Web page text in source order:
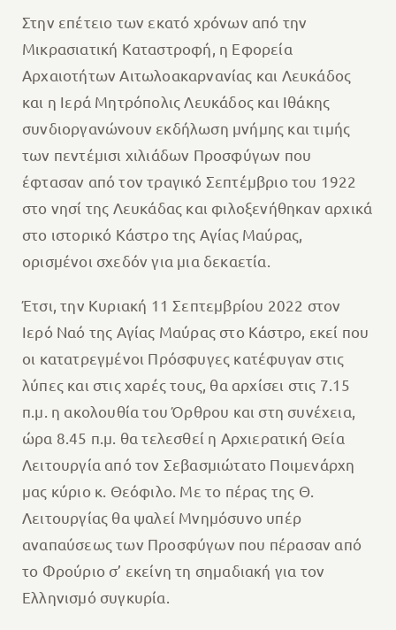
Στην επέτειο των εκατό χρόνων από την
Μικρασιατική Καταστροφή, η Εφορεία
Αρχαιοτήτων Αιτωλοακαρνανίας και Λευκάδος
και η Ιερά Μητρόπολις Λευκάδος και Ιθάκης
συνδιοργανώνουν εκδήλωση μνήμης και τιμής
των πεντέμισι χιλιάδων Προσφύγων που
έφτασαν από τον τραγικό Σεπτέμβριο του 1922
στο νησί της Λευκάδας και φιλοξενήθηκαν αρχικά
στο ιστορικό Κάστρο της Αγίας Μαύρας,
ορισμένοι σχεδόν για μια δεκαετία.
Έτσι, την Κυριακή 11 Σεπτεμβρίου 2022 στον
Ιερό Ναό της Αγίας Μαύρας στο Κάστρο, εκεί που
οι κατατρεγμένοι Πρόσφυγες κατέφυγαν στις
λύπες και στις χαρές τους, θα αρχίσει στις 7.15
π.μ. η ακολουθία του Όρθρου και στη συνέχεια,
ώρα 8.45 π.μ. θα τελεσθεί η Αρχιερατική Θεία
Λειτουργία από τον Σεβασμιώτατο Ποιμενάρχη
μας κύριο κ. Θεόφιλο. Με το πέρας της Θ.
Λειτουργίας θα ψαλεί Μνημόσυνο υπέρ
αναπαύσεως των Προσφύγων που πέρασαν από
το Φρούριο σ’ εκείνη τη σημαδιακή για τον
Ελληνισμό συγκυρία.